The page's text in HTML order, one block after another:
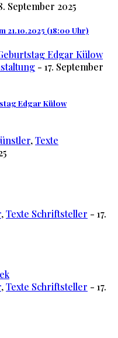
September 2025
21.10.2025 (18:00 Uhr)
- 17. September
Edgar Külow
,Texte
,Texte Schriftsteller - 17.
,Texte Schriftsteller - 17.